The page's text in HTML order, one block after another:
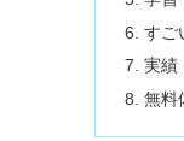
すご
実績
無料